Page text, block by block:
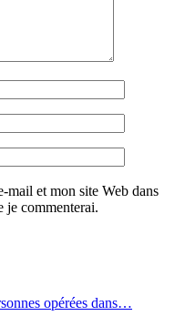
mail et mon site Web dans
je commenterai.
opérées dans…